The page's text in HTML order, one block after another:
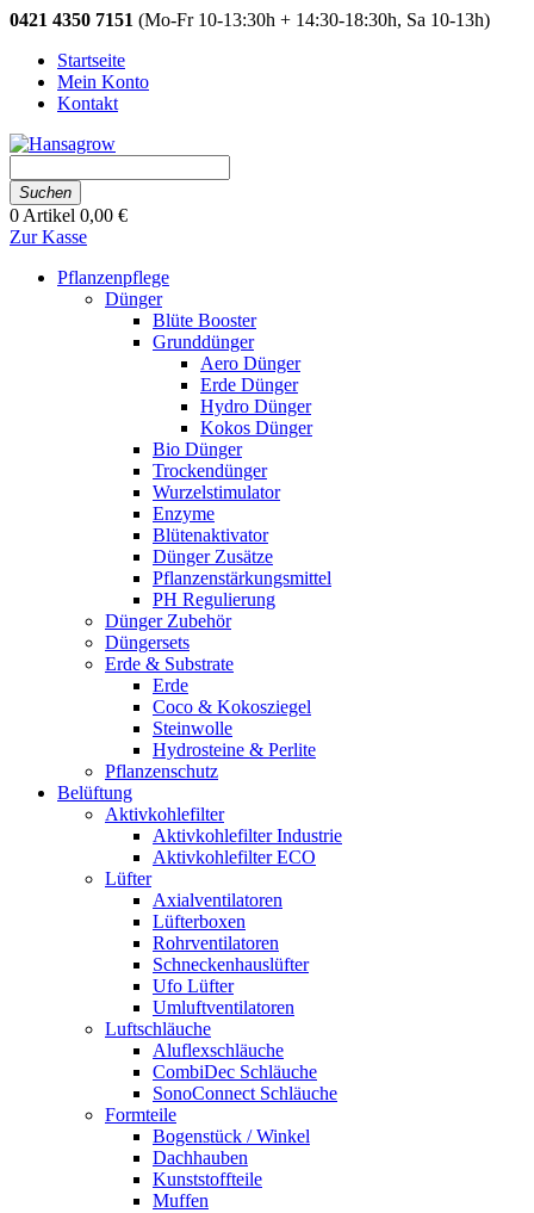
0421 4350 7151 (Mo-Fr 10-13:30h + 14:30-18:30h, Sa 10-13h)
Startseite
Mein Konto
Kontakt
Suchen
0 Artikel 0,00 €
Zur Kasse
Pflanzenpflege
Dünger
Blüte Booster
Grunddünger
Aero Dünger
Erde Dünger
Hydro Dünger
Kokos Dünger
Bio Dünger
Trockendünger
Wurzelstimulator
Enzyme
Blütenaktivator
Dünger Zusätze
Pflanzenstärkungsmittel
PH Regulierung
Dünger Zubehör
Düngersets
Erde & Substrate
Erde
Coco & Kokosziegel
Steinwolle
Hydrosteine & Perlite
Pflanzenschutz
Belüftung
Aktivkohlefilter
Aktivkohlefilter Industrie
Aktivkohlefilter ECO
Lüfter
Axialventilatoren
Lüfterboxen
Rohrventilatoren
Schneckenhauslüfter
Ufo Lüfter
Umluftventilatoren
Luftschläuche
Aluflexschläuche
CombiDec Schläuche
SonoConnect Schläuche
Formteile
Bogenstück / Winkel
Dachhauben
Kunststoffteile
Muffen